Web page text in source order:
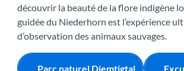
découvrir la beauté de la flore indigène
guidée du Niederhorn est l’expérience
d’observation des animaux sauvages.
Parc naturel Diemtigtal